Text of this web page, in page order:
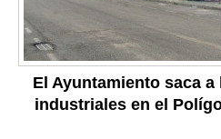
El Ayuntamiento saca
industriales en el